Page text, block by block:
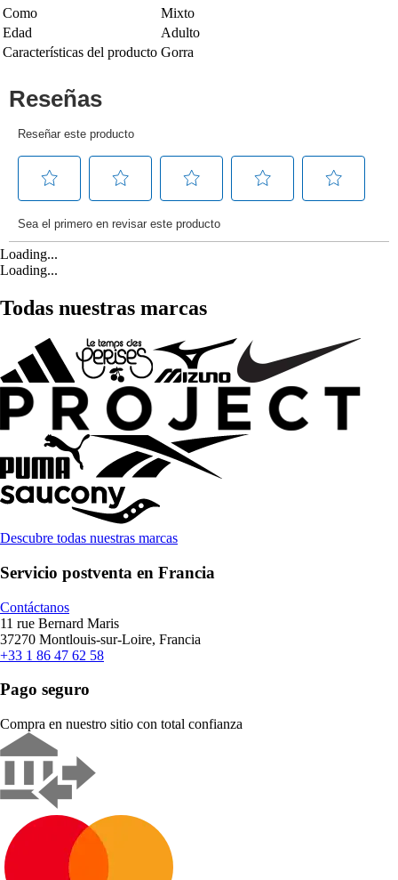
Como
Mixto
Edad
Adulto
Características del producto Gorra
Loading...
Loading...
Todas nuestras marcas
Descubre todas nuestras marcas
Servicio postventa en Francia
Contáctanos
11 rue Bernard Maris
37270 Montlouis-sur-Loire, Francia
+33 1 86 47 62 58
Pago seguro
Compra en nuestro sitio con total confianza